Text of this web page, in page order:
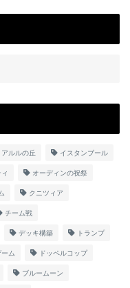
アルルの丘 イスタンブール
オーディンの祝祭
クニツィア
チーム戦
デッキ構築 トランプ
ム ドッペルコップ
ブルームーン